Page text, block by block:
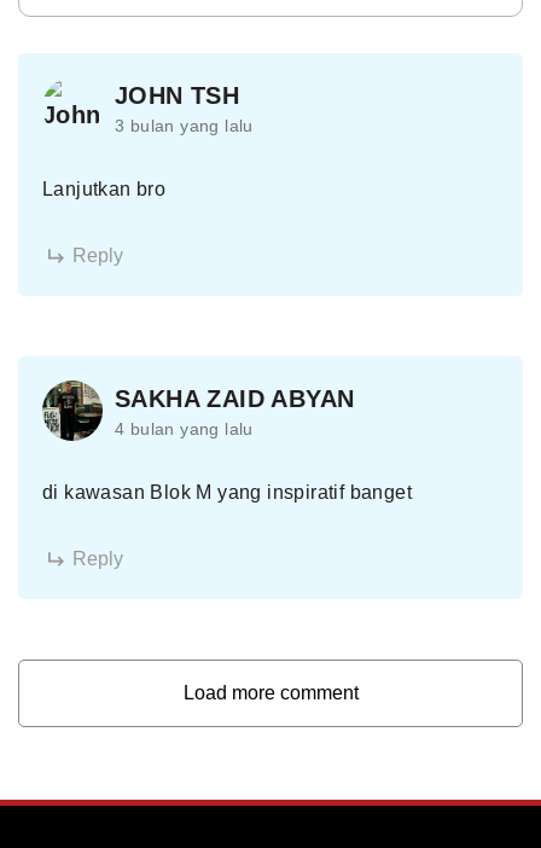
JOHN TSH
3 bulan yang lalu
Lanjutkan bro
Reply
SAKHA ZAID ABYAN
4 bulan yang lalu
di kawasan Blok M yang inspiratif banget
Reply
Load more comment